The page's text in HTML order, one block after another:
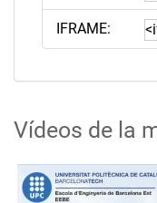
IFRAME:
Vídeos de la